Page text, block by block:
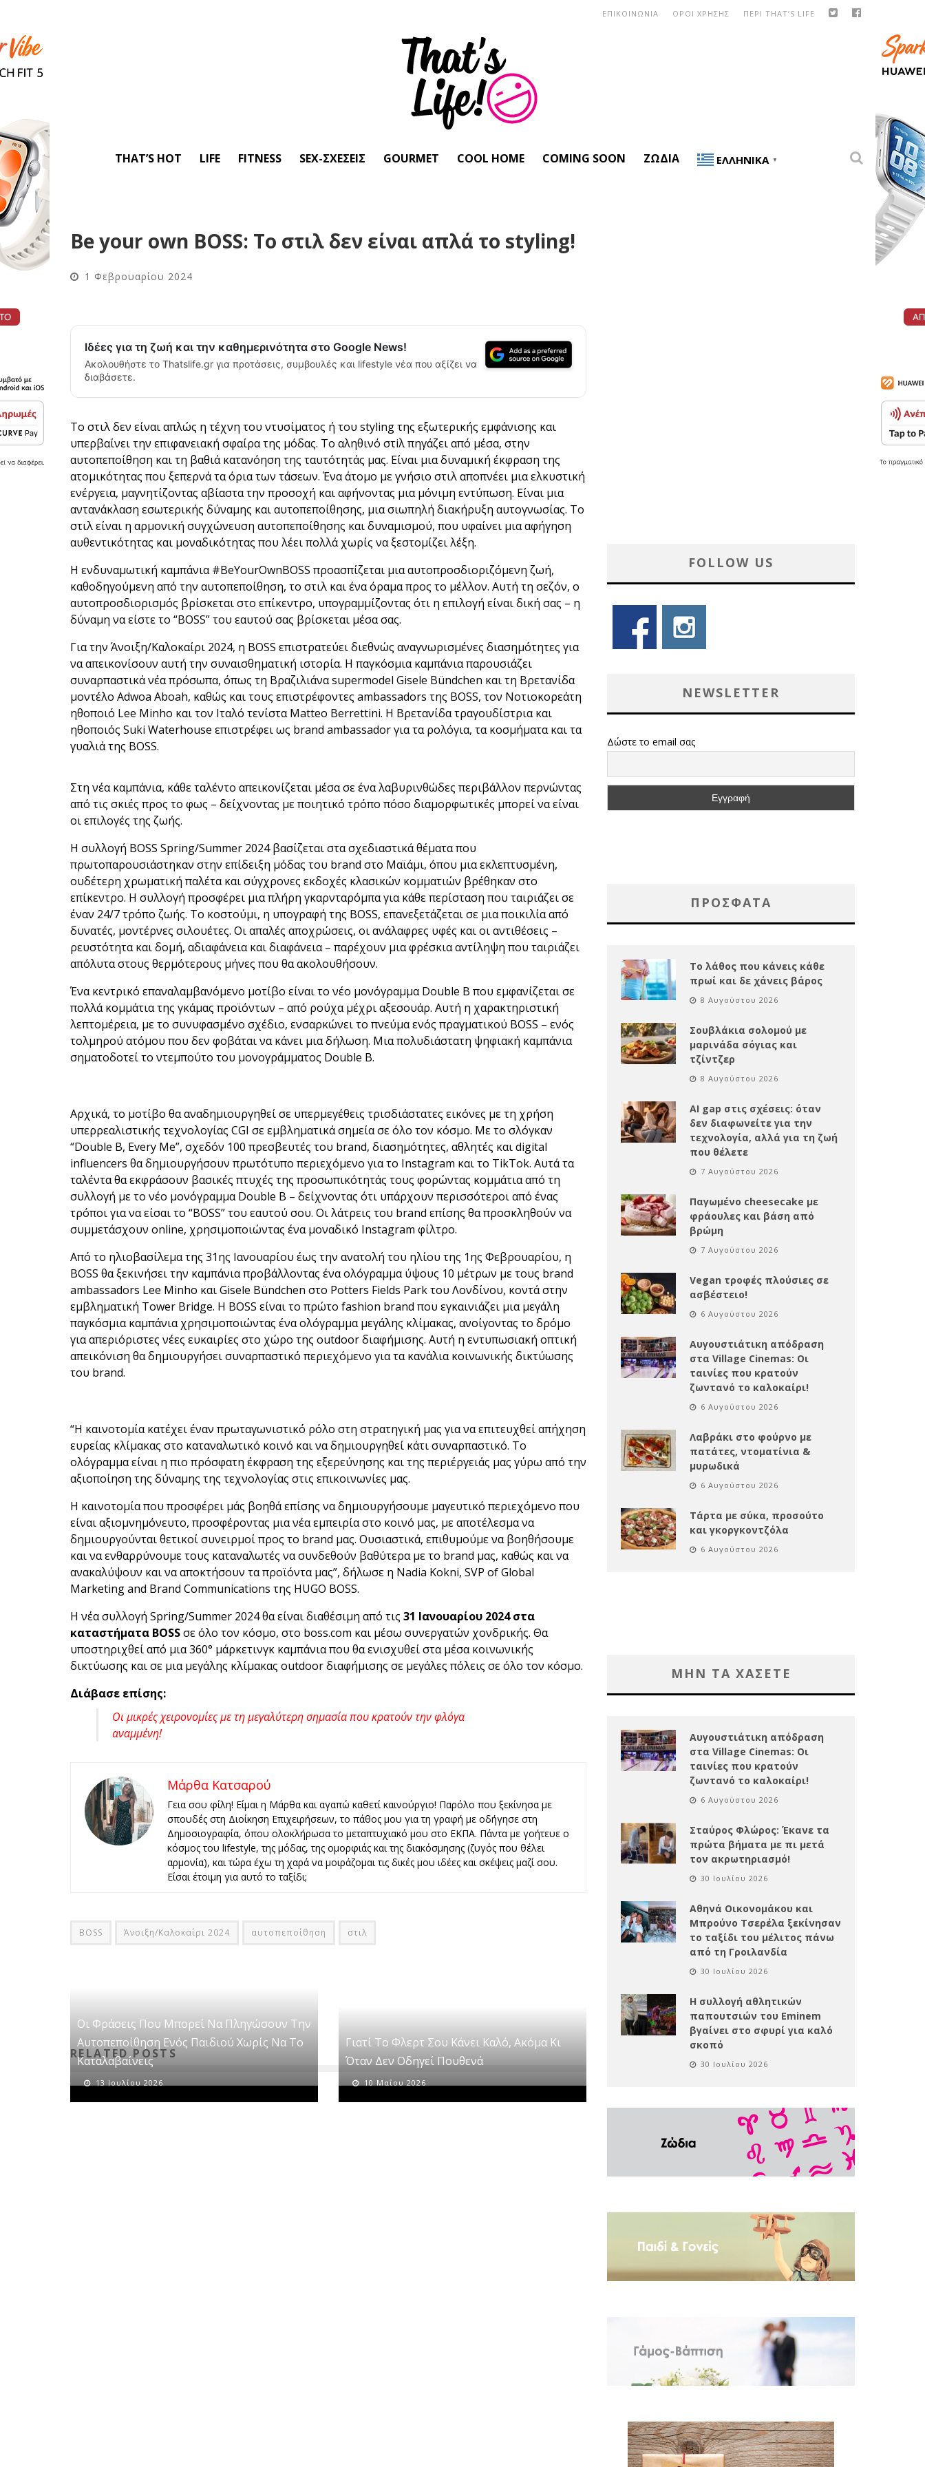
ΠΕΡΙ THAT’S LIFE
ΟΡΟΙ ΧΡΗΣΗΣ
ΕΠΙΚΟΙΝΩΝΙΑ
THAT’S HOT LIFE FITNESS SEX-ΣΧΈΣΕΙΣ GOURMET COOL HOME COMING SOON ΖΏΔΙΑ ΕΛΛΗΝΙΚΆ ▼
Βe your own BOSS: Tο στιλ δεν είναι απλά το styling!
1 Φεβρουαρίου 2024
Ιδέες για τη ζωή και την καθημερινότητα στο Google News!
Ακολουθήστε το Thatslife.gr για προτάσεις, συμβουλές και lifestyle νέα που αξίζει να
διαβάσετε.
Το στιλ δεν είναι απλώς η τέχνη του ντυσίματος ή του styling της εξωτερικής εμφάνισης και
υπερβαίνει την επιφανειακή σφαίρα της μόδας. Το αληθινό στiλ πηγάζει από μέσα, στην
αυτοπεποίθηση και τη βαθιά κατανόηση της ταυτότητάς μας. Είναι μια δυναμική έκφραση της
ατομικότητας που ξεπερνά τα όρια των τάσεων. Ένα άτομο με γνήσιο στιλ αποπνέει μια ελκυστική
ενέργεια, μαγνητίζοντας αβίαστα την προσοχή και αφήνοντας μια μόνιμη εντύπωση. Είναι μια
αντανάκλαση εσωτερικής δύναμης και αυτοπεποίθησης, μια σιωπηλή διακήρυξη αυτογνωσίας. Το
στιλ είναι η αρμονική συγχώνευση αυτοπεποίθησης και δυναμισμού, που υφαίνει μια αφήγηση
αυθεντικότητας και μοναδικότητας που λέει πολλά χωρίς να ξεστομίζει λέξη.
Η ενδυναμωτική καμπάνια #BeYourOwnBOSS προασπίζεται μια αυτοπροσδιοριζόμενη ζωή,
καθοδηγούμενη από την αυτοπεποίθηση, το στιλ και ένα όραμα προς το μέλλον. Αυτή τη σεζόν, ο
αυτοπροσδιορισμός βρίσκεται στο επίκεντρο, υπογραμμίζοντας ότι η επιλογή είναι δική σας – η
δύναμη να είστε το “BOSS” του εαυτού σας βρίσκεται μέσα σας.
Για την Άνοιξη/Καλοκαίρι 2024, η BOSS επιστρατεύει διεθνώς αναγνωρισμένες διασημότητες για
να απεικονίσουν αυτή την συναισθηματική ιστορία. Η παγκόσμια καμπάνια παρουσιάζει
συναρπαστικά νέα πρόσωπα, όπως τη Βραζιλιάνα supermodel Gisele Bündchen και τη Βρετανίδα
μοντέλο Adwoa Aboah, καθώς και τους επιστρέφοντες ambassadors της BOSS, τον Νοτιοκορεάτη
ηθοποιό Lee Minho και τον Ιταλό τενίστα Matteo Berrettini. Η Βρετανίδα τραγουδίστρια και
ηθοποιός Suki Waterhouse επιστρέφει ως brand ambassador για τα ρολόγια, τα κοσμήματα και τα
γυαλιά της BOSS.
Στη νέα καμπάνια, κάθε ταλέντο απεικονίζεται μέσα σε ένα λαβυρινθώδες περιβάλλον περνώντας
από τις σκιές προς το φως – δείχνοντας με ποιητικό τρόπο πόσο διαμορφωτικές μπορεί να είναι
οι επιλογές της ζωής.
Η συλλογή BOSS Spring/Summer 2024 βασίζεται στα σχεδιαστικά θέματα που
πρωτοπαρουσιάστηκαν στην επίδειξη μόδας του brand στο Μαϊάμι, όπου μια εκλεπτυσμένη,
ουδέτερη χρωματική παλέτα και σύγχρονες εκδοχές κλασικών κομματιών βρέθηκαν στο
επίκεντρο. Η συλλογή προσφέρει μια πλήρη γκαρνταρόμπα για κάθε περίσταση που ταιριάζει σε
έναν 24/7 τρόπο ζωής. Το κοστούμι, η υπογραφή της BOSS, επανεξετάζεται σε μια ποικιλία από
δυνατές, μοντέρνες σιλουέτες. Οι απαλές αποχρώσεις, οι ανάλαφρες υφές και οι αντιθέσεις –
ρευστότητα και δομή, αδιαφάνεια και διαφάνεια – παρέχουν μια φρέσκια αντίληψη που ταιριάζει
απόλυτα στους θερμότερους μήνες που θα ακολουθήσουν.
Ένα κεντρικό επαναλαμβανόμενο μοτίβο είναι το νέο μονόγραμμα Double B που εμφανίζεται σε
πολλά κομμάτια της γκάμας προϊόντων – από ρούχα μέχρι αξεσουάρ. Αυτή η χαρακτηριστική
λεπτομέρεια, με το συνυφασμένο σχέδιο, ενσαρκώνει το πνεύμα ενός πραγματικού BOSS – ενός
τολμηρού ατόμου που δεν φοβάται να κάνει μια δήλωση. Μια πολυδιάστατη ψηφιακή καμπάνια
σηματοδοτεί το ντεμπούτο του μονογράμματος Double B.
Αρχικά, το μοτίβο θα αναδημιουργηθεί σε υπερμεγέθεις τρισδιάστατες εικόνες με τη χρήση
υπερρεαλιστικής τεχνολογίας CGI σε εμβληματικά σημεία σε όλο τον κόσμο. Με το σλόγκαν
“Double B, Every Me”, σχεδόν 100 πρεσβευτές του brand, διασημότητες, αθλητές και digital
influencers θα δημιουργήσουν πρωτότυπο περιεχόμενο για το Instagram και το TikTok. Αυτά τα
ταλέντα θα εκφράσουν βασικές πτυχές της προσωπικότητάς τους φορώντας κομμάτια από τη
συλλογή με το νέο μονόγραμμα Double B – δείχνοντας ότι υπάρχουν περισσότεροι από ένας
τρόποι για να είσαι το “BOSS” του εαυτού σου. Οι λάτρεις του brand επίσης θα προσκληθούν να
συμμετάσχουν online, χρησιμοποιώντας ένα μοναδικό Instagram φίλτρο.
Από το ηλιοβασίλεμα της 31ης Ιανουαρίου έως την ανατολή του ηλίου της 1ης Φεβρουαρίου, η
BOSS θα ξεκινήσει την καμπάνια προβάλλοντας ένα ολόγραμμα ύψους 10 μέτρων με τους brand
ambassadors Lee Minho και Gisele Bündchen στο Potters Fields Park του Λονδίνου, κοντά στην
εμβληματική Tower Bridge. Η BOSS είναι το πρώτο fashion brand που εγκαινιάζει μια μεγάλη
παγκόσμια καμπάνια χρησιμοποιώντας ένα ολόγραμμα μεγάλης κλίμακας, ανοίγοντας το δρόμο
για απεριόριστες νέες ευκαιρίες στο χώρο της outdoor διαφήμισης. Αυτή η εντυπωσιακή οπτική
απεικόνιση θα δημιουργήσει συναρπαστικό περιεχόμενο για τα κανάλια κοινωνικής δικτύωσης
του brand.
“Η καινοτομία κατέχει έναν πρωταγωνιστικό ρόλο στη στρατηγική μας για να επιτευχθεί απήχηση
ευρείας κλίμακας στο καταναλωτικό κοινό και να δημιουργηθεί κάτι συναρπαστικό. Το
ολόγραμμα είναι η πιο πρόσφατη έκφραση της εξερεύνησης και της περιέργειάς μας γύρω από την
αξιοποίηση της δύναμης της τεχνολογίας στις επικοινωνίες μας.
Η καινοτομία που προσφέρει μάς βοηθά επίσης να δημιουργήσουμε μαγευτικό περιεχόμενο που
είναι αξιομνημόνευτο, προσφέροντας μια νέα εμπειρία στο κοινό μας, με αποτέλεσμα να
δημιουργούνται θετικοί συνειρμοί προς το brand μας. Ουσιαστικά, επιθυμούμε να βοηθήσουμε
και να ενθαρρύνουμε τους καταναλωτές να συνδεθούν βαθύτερα με το brand μας, καθώς και να
ανακαλύψουν και να αποκτήσουν τα προϊόντα μας”, δήλωσε η Nadia Kokni, SVP of Global
Marketing and Brand Communications της HUGO BOSS.
Η νέα συλλογή Spring/Summer 2024 θα είναι διαθέσιμη από τις 31 Ιανουαρίου 2024 στα
καταστήματα BOSSσε όλο τον κόσμο, στο boss.com και μέσω συνεργατών χονδρικής. Θα
υποστηριχθεί από μια 360° μάρκετινγκ καμπάνια που θα ενισχυθεί στα μέσα κοινωνικής
δικτύωσης και σε μια μεγάλης κλίμακας outdoor διαφήμισης σε μεγάλες πόλεις σε όλο τον κόσμο.
Διάβασε επίσης:
Οι μικρές χειρονομίες με τη μεγαλύτερη σημασία που κρατούν την φλόγα
αναμμένη!
Μάρθα Κατσαρού
Γεια σου φίλη! Είμαι η Μάρθα και αγαπώ καθετί καινούργιο! Παρόλο που ξεκίνησα με
σπουδές στη Διοίκηση Επιχειρήσεων, το πάθος μου για τη γραφή με οδήγησε στη
Δημοσιογραφία, όπου ολοκλήρωσα το μεταπτυχιακό μου στο ΕΚΠΑ. Πάντα με γοήτευε ο
κόσμος του lifestyle, της μόδας, της ομορφιάς και της διακόσμησης (ζυγός που θέλει
αρμονία), και τώρα έχω τη χαρά να μοιράζομαι τις δικές μου ιδέες και σκέψεις μαζί σου.
Είσαι έτοιμη για αυτό το ταξίδι;
BOSS Άνοιξη/Καλοκαίρι 2024 αυτοπεποίθηση στιλ
RELATED POSTS
Οι Φράσεις Που Μπορεί Να Πληγώσουν Την
Αυτοπεποίθηση Ενός Παιδιού Χωρίς Να Το
Καταλαβαίνεις
13 Ιουλίου 2026
Γιατί Το Φλερτ Σου Κάνει Καλό, Ακόμα Κι
Όταν Δεν Οδηγεί Πουθενά
10 Μαΐου 2026
FOLLOW US
NEWSLETTER
Δώστε το email σας
ΠΡΌΣΦΑΤΑ
Το λάθος που κάνεις κάθε
πρωί και δε χάνεις βάρος
8 Αυγούστου 2026
Σουβλάκια σολομού με
μαρινάδα σόγιας και
τζίντζερ
8 Αυγούστου 2026
AI gap στις σχέσεις: όταν
δεν διαφωνείτε για την
τεχνολογία, αλλά για τη ζωή
που θέλετε
7 Αυγούστου 2026
Παγωμένο cheesecake με
φράουλες και βάση από
βρώμη
7 Αυγούστου 2026
Vegan τροφές πλούσιες σε
ασβέστειο!
6 Αυγούστου 2026
Αυγουστιάτικη απόδραση
στα Village Cinemas: Οι
ταινίες που κρατούν
ζωντανό το καλοκαίρι!
6 Αυγούστου 2026
Λαβράκι στο φούρνο με
πατάτες, ντοματίνια &
μυρωδικά
6 Αυγούστου 2026
Τάρτα με σύκα, προσούτο
και γκοργκοντζόλα
6 Αυγούστου 2026
ΜΗΝ ΤΑ ΧΑΣΕΤΕ
Αυγουστιάτικη απόδραση
στα Village Cinemas: Οι
ταινίες που κρατούν
ζωντανό το καλοκαίρι!
6 Αυγούστου 2026
Σταύρος Φλώρος: Έκανε τα
πρώτα βήματα με πι μετά
τον ακρωτηριασμό!
30 Ιουλίου 2026
Αθηνά Οικονομάκου και
Μπρούνο Τσερέλα ξεκίνησαν
το ταξίδι του μέλιτος πάνω
από τη Γροιλανδία
30 Ιουλίου 2026
Η συλλογή αθλητικών
παπουτσιών του Eminem
βγαίνει στο σφυρί για καλό
σκοπό
30 Ιουλίου 2026